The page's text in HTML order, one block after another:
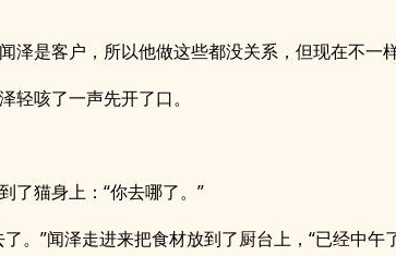
泽是客户，所以他做这些都没关系，但现在不一样
轻咳了一声先开了口。
了猫身上：“你去哪了。”
。”闻泽走进来把食材放到了厨台上，“已经中午